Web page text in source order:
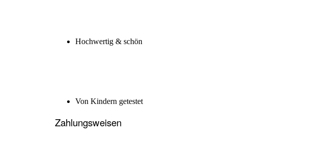
Hochwertig & schön
Von Kindern getestet
Zahlungsweisen